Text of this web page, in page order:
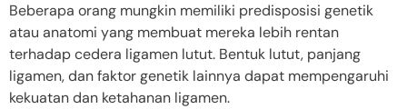
Beberapa orang mungkin memiliki predisposisi genetik
atau anatomi yang membuat mereka lebih rentan
terhadap cedera ligamen lutut. Bentuk lutut, panjang
ligamen, dan faktor genetik lainnya dapat mempengaruhi
kekuatan dan ketahanan ligamen.